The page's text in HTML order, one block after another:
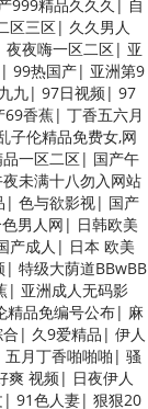
999精品久久久 | 自
区三区| 久久男人
夜夜嗨一区二区| 亚
| 99热国产| 亚洲第9
九| 97日视频| 97
69香蕉| 丁香五六月
子伦精品免费女,网
一区二区| 国产午
未满十八勿入网站
| 色与欲影视| 国产
男人网 | 日韩欧美
产成人 | 日本 欧美
| 特级大荫道BBwBB
| 亚洲成人无码影
精品免编号公布| 麻
| 久9爱精品 | 伊人
五月丁香啪啪啪 | 骚
爽 视频| 日夜伊人
| 91色人妻| 狠狠20